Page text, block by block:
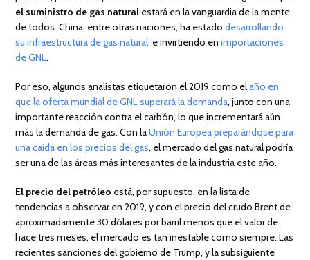
el suministro de gas natural estará en la vanguardia de la mente
de todos. China, entre otras naciones, ha estadodesarrollando
su infraestructura de gas natural e invirtiendo enimportaciones
de GNL.
Por eso, algunos analistas etiquetaron el 2019 como elaño en
que la oferta mundial de GNL superará la demanda, junto con una
importante reacción contra el carbón, lo que incrementará aún
más la demanda de gas. Con laUnión Europea preparándose para
una caída en los precios del gas, el mercado del gas natural podría
ser una de las áreas más interesantes de la industria este año.
El precio del petróleo está, por supuesto, en la lista de
tendencias a observar en 2019, y con el precio del crudo Brent de
aproximadamente 30 dólares por barril menos que el valor de
hace tres meses, el mercado es tan inestable como siempre. Las
recientes sanciones del gobierno de Trump, y la subsiguiente